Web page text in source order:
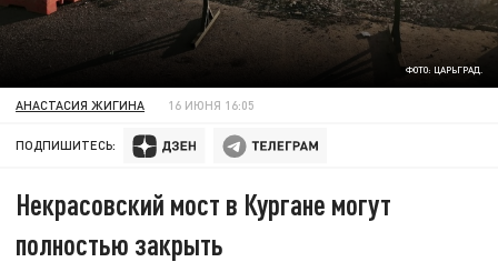
ФОТО: ЦАРЬГРАД.
АНАСТАСИЯ ЖИГИНА 16 ИЮНЯ 16:05
ПОДПИШИТЕСЬ:
Некрасовский мост в Кургане могут
полностью закрыть